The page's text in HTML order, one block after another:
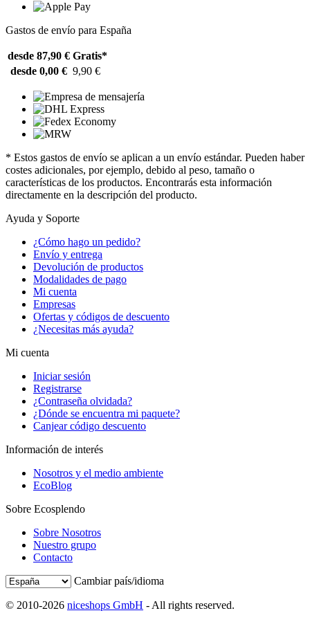
Gastos de envío para España
desde 87,90 € Gratis*
desde 0,00 € 9,90 €
* Estos gastos de envío se aplican a un envío estándar. Pueden haber
costes adicionales, por ejemplo, debido al peso, tamaño o
características de los productos. Encontrarás esta información
directamente en la descripción del producto.
Ayuda y Soporte
¿Cómo hago un pedido?
Envío y entrega
Devolución de productos
Modalidades de pago
Mi cuenta
Empresas
Ofertas y códigos de descuento
¿Necesitas más ayuda?
Mi cuenta
Iniciar sesión
Registrarse
¿Contraseña olvidada?
¿Dónde se encuentra mi paquete?
Canjear código descuento
Información de interés
Nosotros y el medio ambiente
EcoBlog
Sobre Ecosplendo
Sobre Nosotros
Nuestro grupo
Contacto
Cambiar país/idioma
© 2010-2026 niceshops GmbH - All rights reserved.